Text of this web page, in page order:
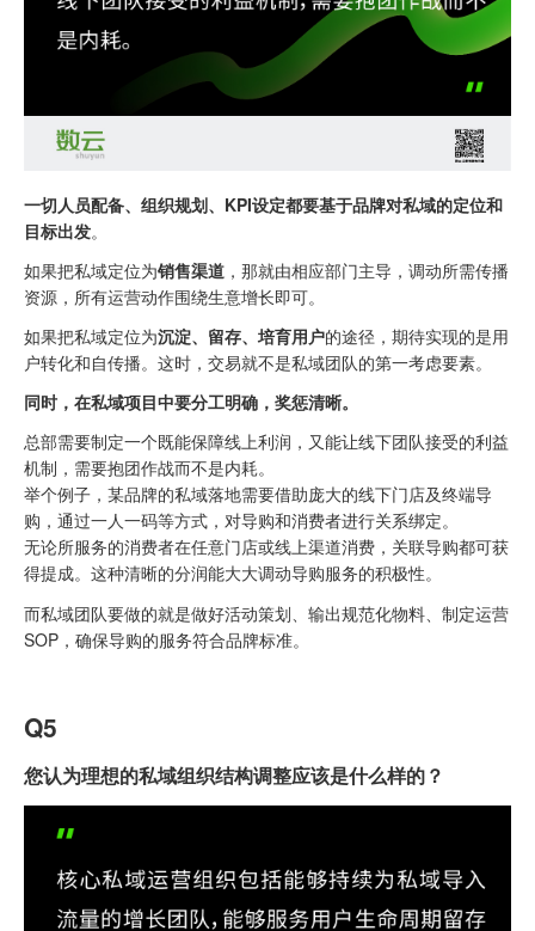
一切人员配备、组织规划、KPI设定都要基于品牌对私域的定位和
目标出发。
如果把私域定位为销售渠道 ，那就由相应部门主导，调动所需传播
资源，所有运营动作围绕生意增长即可。
如果把私域定位为沉淀、留存、培育用户的途径，期待实现的是用
户转化和自传播。这时，交易就不是私域团队的第一考虑要素。
同时，在私域项目中要分工明确，奖惩清晰。
总部需要制定一个既能保障线上利润，又能让线下团队接受的利益
机制，需要抱团作战而不是内耗。
举个例子，某品牌的私域落地需要借助庞大的线下门店及终端导
购，通过一人一码等方式，对导购和消费者进行关系绑定。
无论所服务的消费者在任意门店或线上渠道消费，关联导购都可获
得提成。这种清晰的分润能大大调动导购服务的积极性。
而私域团队要做的就是做好活动策划、输出规范化物料、制定运营
SOP，确保导购的服务符合品牌标准。
Q5
您认为理想的私域组织结构调整应该是什么样的？